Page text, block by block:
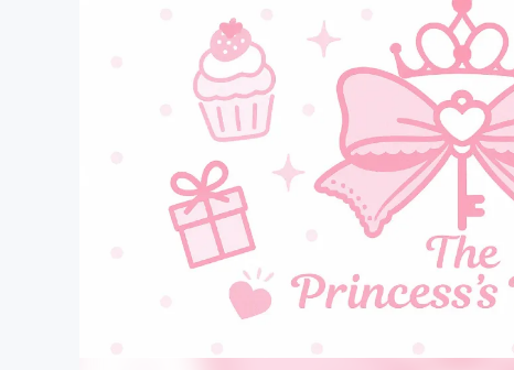
映像・映画
ビジネス・起業
まちづくり・地域活性化